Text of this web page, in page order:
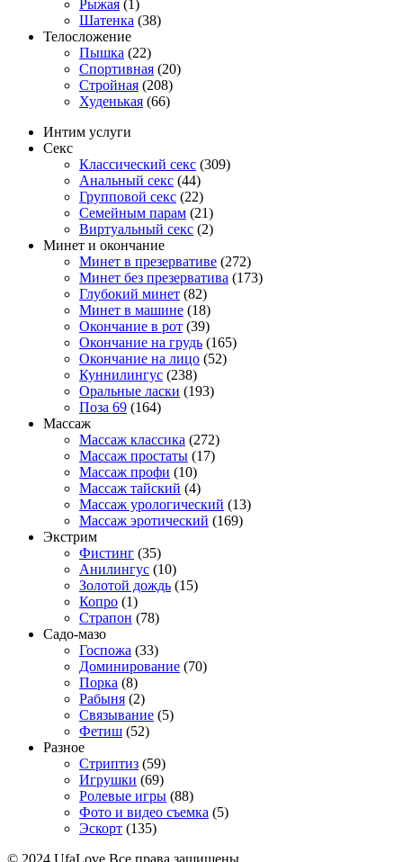
Рыжая (1)
Шатенка (38)
Телосложение
Пышка (22)
Спортивная (20)
Стройная (208)
Худенькая (66)
Интим услуги
Секс
Классический секс (309)
Анальный секс (44)
Групповой секс (22)
Семейным парам (21)
Виртуальный секс (2)
Минет и окончание
Минет в презервативе (272)
Минет без презерватива (173)
Глубокий минет (82)
Минет в машине (18)
Окончание в рот (39)
Окончание на грудь (165)
Окончание на лицо (52)
Куннилингус (238)
Оральные ласки (193)
Поза 69 (164)
Массаж
Массаж классика (272)
Массаж простаты (17)
Массаж профи (10)
Массаж тайский (4)
Массаж урологический (13)
Массаж эротический (169)
Экстрим
Фистинг (35)
Анилингус (10)
Золотой дождь (15)
Копро (1)
Страпон (78)
Садо-мазо
Госпожа (33)
Доминирование (70)
Порка (8)
Рабыня (2)
Связывание (5)
Фетиш (52)
Разное
Стриптиз (59)
Игрушки (69)
Ролевые игры (88)
Фото и видео съемка (5)
Эскорт (135)
© 2024 UfaLove Все права защищены.